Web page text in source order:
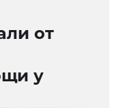
от
у